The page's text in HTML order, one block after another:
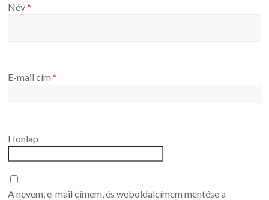
Név*
E-mail cím*
Honlap
A nevem, e-mail címem, és weboldalcímem mentése a